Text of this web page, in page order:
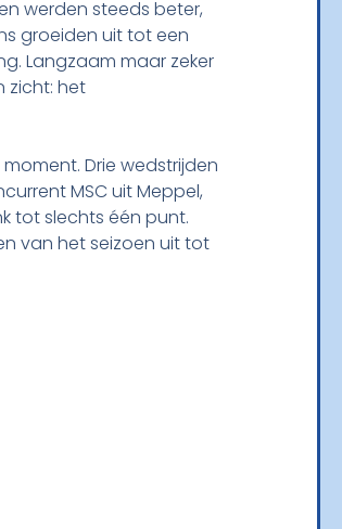
werden steeds beter,
groeiden uit tot een
Langzaam maar zeker
zicht: het
Drie wedstrijden
MSC uit Meppel,
tot slechts één punt.
van het seizoen uit tot